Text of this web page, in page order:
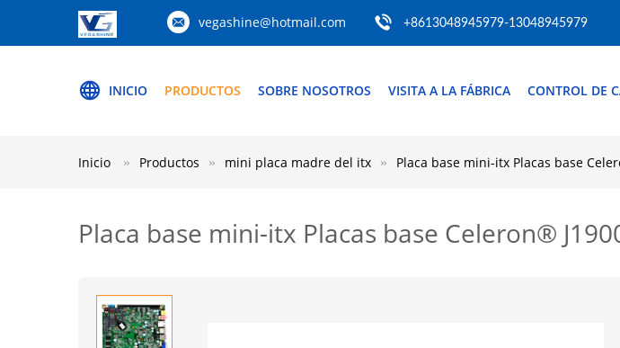
vegashine@hotmail.com +8613048945979-13048945979
INICIO PRODUCTOS SOBRE NOSOTROS VISITA A LA FÁBRICA CONTROL DE
Inicio Productos mini placa madre del itx Placa base mini-itx Placas base
Placa base mini-itx Placas base Celeron®